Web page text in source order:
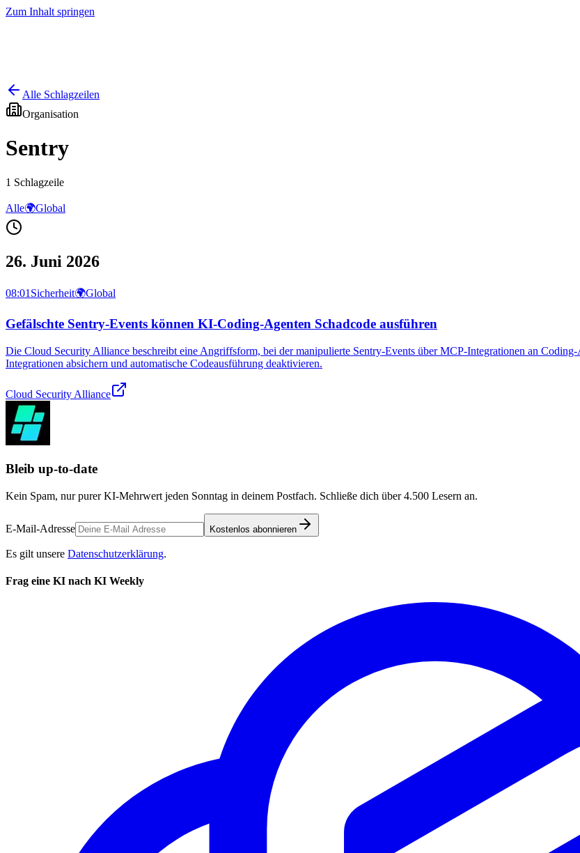
Zum Inhalt springen
Alle Schlagzeilen
Organisation
Sentry
1 Schlagzeile
Alle🌍Global
26. Juni 2026
08:01 Sicherheit🌍Global
Gefälschte Sentry-Events können KI-Coding-Agenten Schadcode ausführen
Die Cloud Security Alliance beschreibt eine Angriffsform, bei der manipulierte Sentry-Events über MCP-Integrationen an
Integrationen absichern und automatische Codeausführung deaktivieren.
Cloud Security Alliance
Bleib up-to-date
Kein Spam, nur purer KI-Mehrwert jeden Sonntag in deinem Postfach. Schließe dich über4.500 Lesern an.
E-Mail-Adresse Kostenlos abonnieren
Es gilt unsere Datenschutzerklärung.
Frag eine KI nach KI Weekly